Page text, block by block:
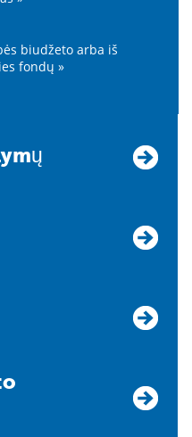
biudžeto arba iš
fondų »